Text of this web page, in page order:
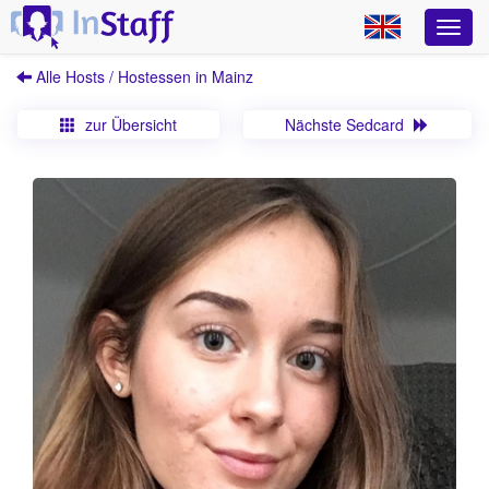
Alle Hosts / Hostessen in Mainz
zur Übersicht Nächste Sedcard